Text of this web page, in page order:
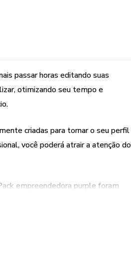
passar horas editando suas
otimizando seu tempo e
criadas para tornar o seu perfil
você poderá atrair a atenção do
empreendedora purple foram
visual da sua marca. Com apenas